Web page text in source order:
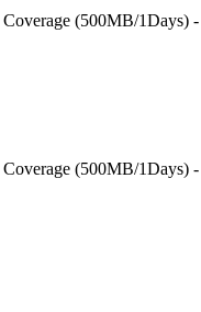
(500MB/1Days)
(500MB/1Days)